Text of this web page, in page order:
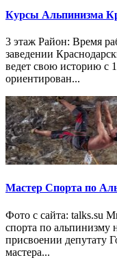
Курсы Альпинизма
3 этаж Район: Время
заведении
ведет свою историю с
ориентирован...
Мастер Спорта по
Фото с сайта: talks.su
спорта по альпинизму
присвоении депутату
мастера...